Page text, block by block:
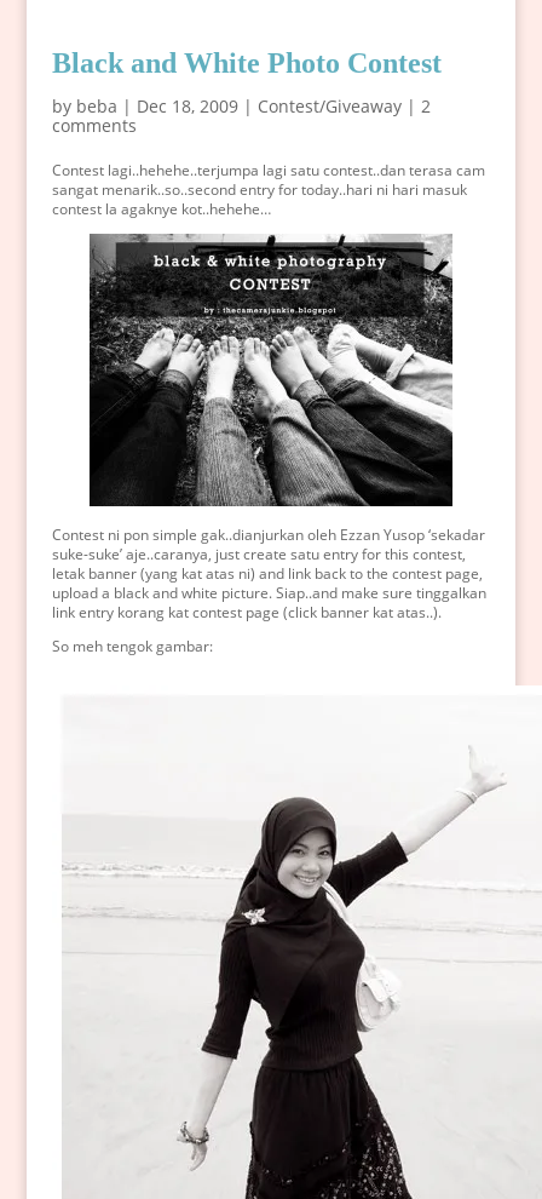
Black and White Photo Contest
by beba | Dec 18, 2009| Contest/Giveaway| 2
comments
Contest lagi..hehehe..terjumpa lagi satu contest..dan terasa cam
sangat menarik..so..second entry for today..hari ni hari masuk
contest la agaknye kot..hehehe…
Contest ni pon simple gak..dianjurkan oleh Ezzan Yusop ‘sekadar
suke-suke’ aje..caranya, just create satu entry for this contest,
letak banner (yang kat atas ni) and link back to the contest page,
upload a black and white picture. Siap..and make sure tinggalkan
link entry korang kat contest page (click banner kat atas..).
So meh tengok gambar: